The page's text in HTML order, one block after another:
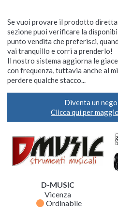
Se vuoi provare il prodotto
sezione puoi verificare la
punto vendita che preferisci,
vai tranquillo e corri a prenderlo!
Il nostro sistema aggiorna le
con frequenza, tuttavia anche al
perdere qualche stacco...
Diventa un
Clicca qui per
D-MUSIC
Vicenza
fiber_manual_record Ordinabile